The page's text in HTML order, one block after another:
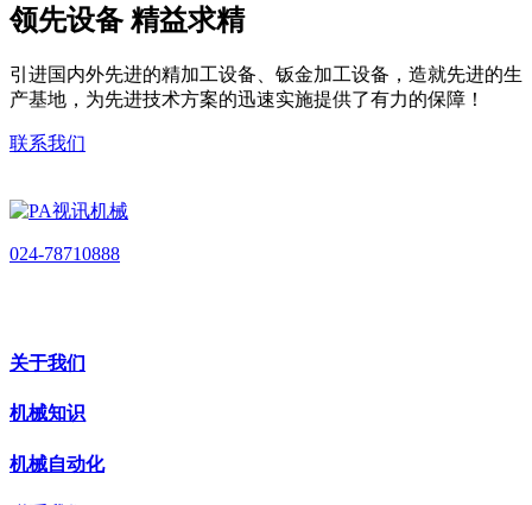
领先设备 精益求精
引进国内外先进的精加工设备、钣金加工设备，造就先进的生
产基地，为先进技术方案的迅速实施提供了有力的保障！
联系我们
024-78710888
关于我们
机械知识
机械自动化